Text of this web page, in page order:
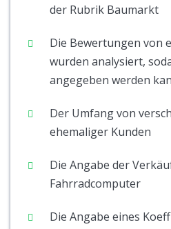
der Rubrik Baumarkt
Die Bewertungen von
wurden analysiert,
angegeben werden
Der Umfang von
ehemaliger Kunden
Die Angabe der
Fahrradcomputer
Die Angabe eines